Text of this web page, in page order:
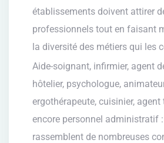
établissements doivent attirer
professionnels tout en faisant
la diversité des métiers qui les
Aide-soignant, infirmier, agent
hôtelier, psychologue,
ergothérapeute, cuisinier, agent
encore personnel administratif :
rassemblent de nombreuses